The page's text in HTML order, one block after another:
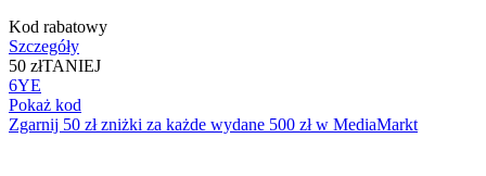
Kod rabatowy
Szczegóły
50 złTANIEJ
6YE
Pokaż kod
Zgarnij 50 zł zniżki za każde wydane 500 zł w MediaMarkt